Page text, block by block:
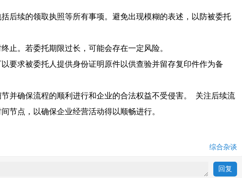
后续的领取执照等所有事项。避免出现模糊的表述，以防被委托
止。若委托期限过长，可能会存在一定风险。
要求被委托人提供身份证明原件以供查验并留存复印件作为备
并确保流程的顺利进行和企业的合法权益不受侵害。 关注后续流
节点，以确保企业经营活动得以顺畅进行。
综合杂谈